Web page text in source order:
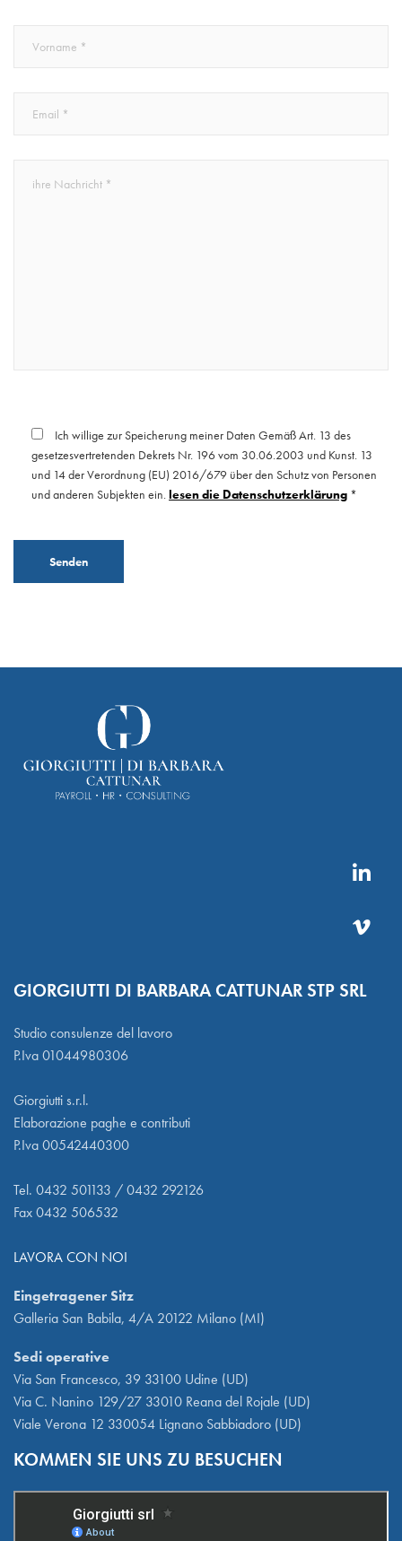
Ich willige zur Speicherung meiner Daten Gemäß Art. 13 des
gesetzesvertretenden Dekrets Nr. 196 vom 30.06.2003 und Kunst. 13
und 14 der Verordnung (EU) 2016/679 über den Schutz von Personen
und anderen Subjekten ein.lesen die Datenschutzerklärung *
GIORGIUTTI DI BARBARA CATTUNAR STP SRL
Studio consulenze del lavoro
P.Iva 01044980306
Giorgiutti s.r.l.
Elaborazione paghe e contributi
P.Iva 00542440300
Tel. 0432 501133 / 0432 292126
Fax 0432 506532
LAVORA CON NOI
Eingetragener Sitz
Galleria San Babila, 4/A 20122 Milano (MI)
Sedi operative
Via San Francesco, 39 33100 Udine (UD)
Via C. Nanino 129/27 33010 Reana del Rojale (UD)
Viale Verona 12 330054 Lignano Sabbiadoro (UD)
KOMMEN SIE UNS ZU BESUCHEN